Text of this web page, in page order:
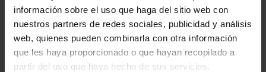
información sobre el uso que haga del sitio web con
nuestros partners de redes sociales, publicidad y análisis
web, quienes pueden combinarla con otra información
que les haya proporcionado o que hayan recopilado a
partir del uso que haya hecho de sus servicios.
Intranet HM Hospitales​
HM CIOCC​
HM CIEC​
HM CINAC​